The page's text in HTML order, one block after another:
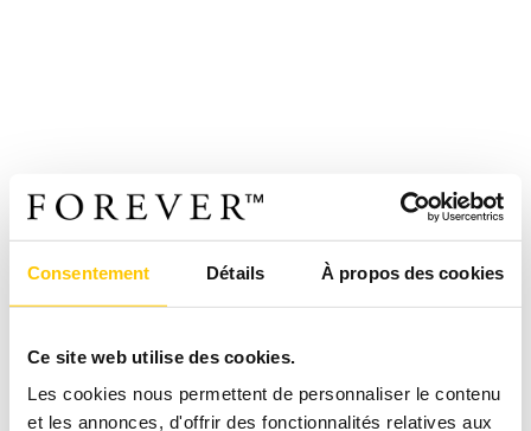
Consentement Détails À propos des cookies
Ce site web utilise des cookies.
Les cookies nous permettent de personnaliser le contenu
et les annonces, d'offrir des fonctionnalités relatives aux